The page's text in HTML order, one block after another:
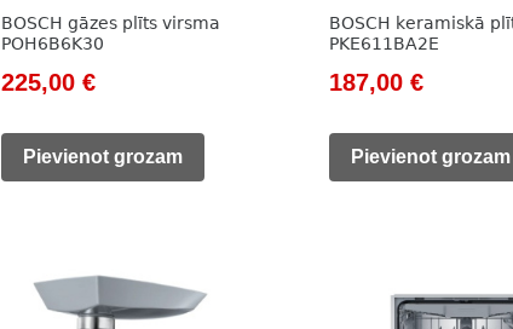
BOSCH gāzes plīts virsma
POH6B6K30
Original
was:
225,00 €Current
is:
Pievienot grozam
BOSCH keramiskā
PKE611BA2E
Original
was:
187,00€Current
is:
Pievienot grozam